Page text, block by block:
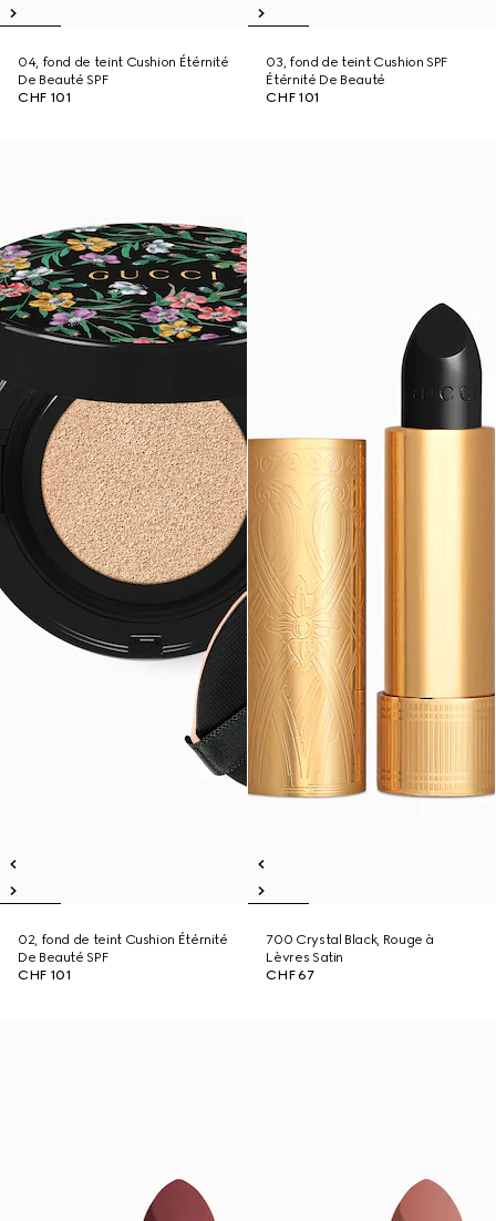
04, fond de teint Cushion Étérnité
De Beauté SPF
CHF 101
03, fond de teint Cushion SPF
Étérnité De Beauté
CHF 101
02, fond de teint Cushion Étérnité
De Beauté SPF
CHF 101
700 Crystal Black, Rouge à
Lèvres Satin
CHF 67